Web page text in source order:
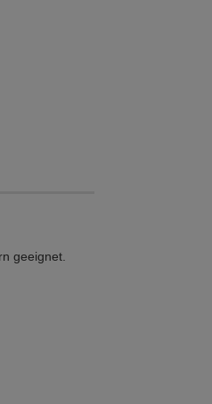
geeignet.